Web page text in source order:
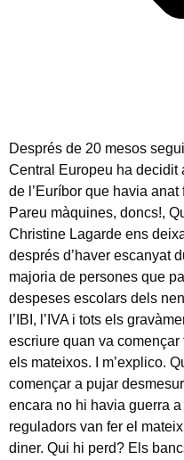
Després de 20 mesos
Central Europeu ha
de l’Euríbor que havia
Pareu màquines, doncs!,
Christine Lagarde ens
després d’haver escanyat
majoria de persones que
despeses escolars dels
l’IBI, l’IVA i tots els
escriure quan va
els mateixos. I m’explico.
començar a pujar
encara no hi havia guerra
reguladors van fer el
diner. Qui hi perd? Els